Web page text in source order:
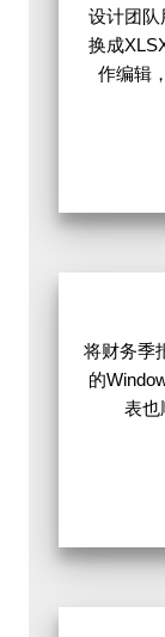
设计团
换成
作编辑
将财务季
的
表也